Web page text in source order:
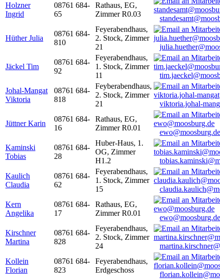
Holzner
Ingrid
08761 684-
65
Rathaus, EG,
Zimmer R0.03
Hüther Julia
08761 684-
810
Feyerabendhaus,
2. Stock, Zimmer
21
Jäckel Tim
08761 684-
92
Feyerabendhaus,
1. Stock, Zimmer
11
Johal-Mangat
Viktoria
08761 684-
818
Feyberabendhaus,
2. Stock, Zimmer
21
viktoria.johal-
Jüttner Karin
08761 684-
16
Rathaus, EG,
Zimmer R0.01
ewo@moosburg.de
Kaminski
Tobias
08761 684-
28
Huber-Haus, 1.
OG, Zimmer
H1.2
Kaulich
Claudia
08761 684-
62
Feyerabendhaus,
1. Stock, Zimmer
15
Kern
Angelika
08761 684-
17
Rathaus, EG,
Zimmer R0.01
ewo@moosburg.de
Kirschner
Martina
08761 684-
828
Feyerabendhaus,
2. Stock, Zimmer
24
Kollein
Florian
08761 684-
823
Feyerabendhaus,
Erdgeschoss